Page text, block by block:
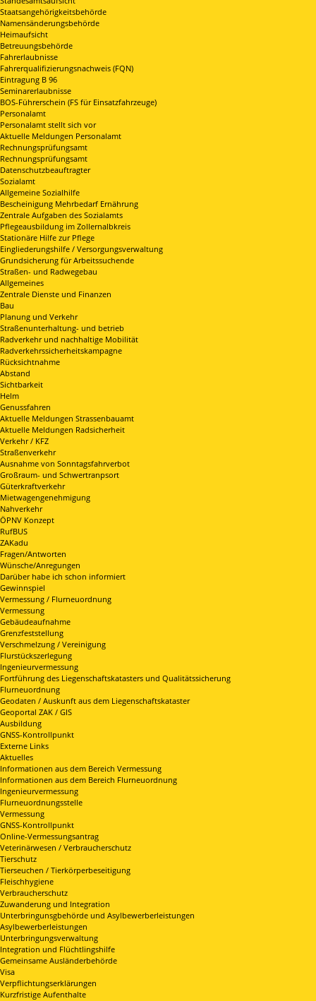
Staatsangehörigkeitsbehörde
Namensänderungsbehörde
Heimaufsicht
Betreuungsbehörde
Fahrerlaubnisse
Fahrerqualifizierungsnachweis (FQN)
Eintragung B 96
Seminarerlaubnisse
BOS-Führerschein (FS für Einsatzfahrzeuge)
Personalamt
Personalamt stellt sich vor
Aktuelle Meldungen Personalamt
Rechnungsprüfungsamt
Rechnungsprüfungsamt
Datenschutzbeauftragter
Sozialamt
Allgemeine Sozialhilfe
Bescheinigung Mehrbedarf Ernährung
Zentrale Aufgaben des Sozialamts
Pflegeausbildung im Zollernalbkreis
Stationäre Hilfe zur Pflege
Eingliederungshilfe / Versorgungsverwaltung
Grundsicherung für Arbeitssuchende
Straßen- und Radwegebau
Allgemeines
Zentrale Dienste und Finanzen
Bau
Planung und Verkehr
Straßenunterhaltung- und betrieb
Radverkehr und nachhaltige Mobilität
Radverkehrssicherheitskampagne
Rücksichtnahme
Abstand
Sichtbarkeit
Helm
Genussfahren
Aktuelle Meldungen Strassenbauamt
Aktuelle Meldungen Radsicherheit
Verkehr / KFZ
Straßenverkehr
Ausnahme von Sonntagsfahrverbot
Großraum- und Schwertranpsort
Güterkraftverkehr
Mietwagengenehmigung
Nahverkehr
ÖPNV Konzept
RufBUS
ZAKadu
Fragen/Antworten
Wünsche/Anregungen
Darüber habe ich schon informiert
Gewinnspiel
Vermessung / Flurneuordnung
Vermessung
Gebäudeaufnahme
Grenzfeststellung
Verschmelzung / Vereinigung
Flurstückszerlegung
Ingenieurvermessung
Fortführung des Liegenschaftskatasters und Qualitätssicherung
Flurneuordnung
Geodaten / Auskunft aus dem Liegenschaftskataster
Geoportal ZAK / GIS
Ausbildung
GNSS-Kontrollpunkt
Externe Links
Aktuelles
Informationen aus dem Bereich Vermessung
Informationen aus dem Bereich Flurneuordnung
Ingenieurvermessung
Flurneuordnungsstelle
Vermessung
GNSS-Kontrollpunkt
Online-Vermessungsantrag
Veterinärwesen / Verbraucherschutz
Tierschutz
Tierseuchen / Tierkörperbeseitigung
Fleischhygiene
Verbraucherschutz
Zuwanderung und Integration
Unterbringunsgbehörde und Asylbewerberleistungen
Asylbewerberleistungen
Unterbringungsverwaltung
Integration und Flüchtlingshilfe
Gemeinsame Ausländerbehörde
Visa
Verpflichtungserklärungen
Kurzfristige Aufenthalte